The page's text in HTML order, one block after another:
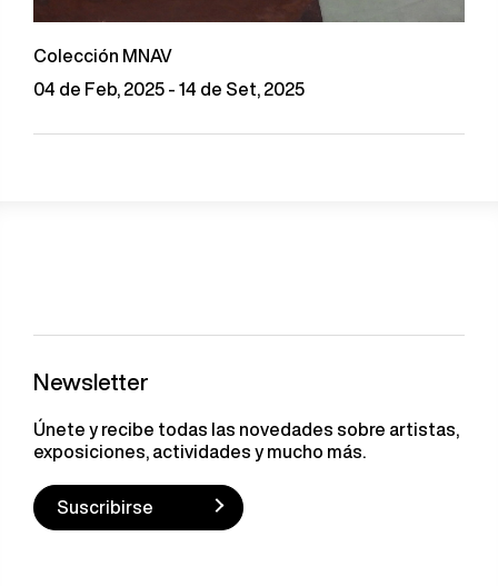
Colección MNAV
04 de Feb, 2025 - 14 de Set, 2025
Newsletter
Únete y recibe todas las novedades sobre artistas,
exposiciones, actividades y mucho más.
Suscribirse